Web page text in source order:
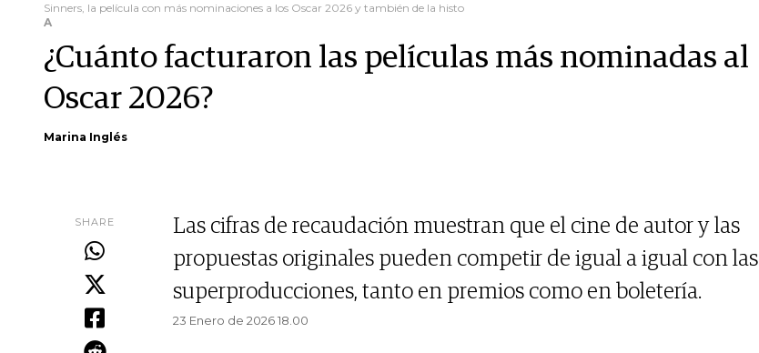
Sinners, la película con más nominaciones a los Oscar 2026 y también de la histo
A
¿Cuánto facturaron las películas más nominadas al
Oscar 2026?
Marina Inglés
SHARE
Las cifras de recaudación muestran que el cine de autor y las
propuestas originales pueden competir de igual a igual con las
superproducciones, tanto en premios como en boletería.
23 Enero de 2026 18.00